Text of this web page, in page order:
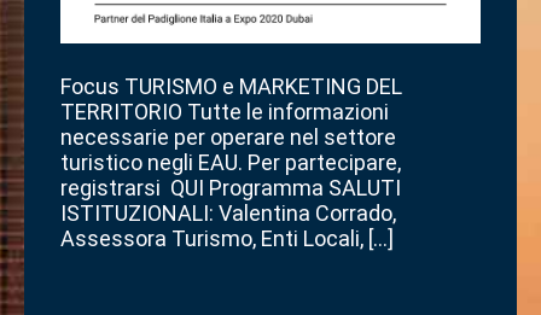
Focus TURISMO e MARKETING DEL
TERRITORIO Tutte le informazioni
necessarie per operare nel settore
turistico negli EAU. Per partecipare,
registrarsi QUI Programma SALUTI
ISTITUZIONALI: Valentina Corrado,
Assessora Turismo, Enti Locali, […]